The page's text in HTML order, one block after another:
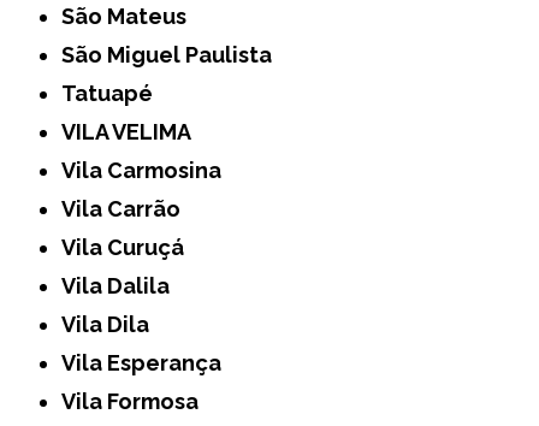
São Mateus
São Miguel Paulista
Tatuapé
VILA VELIMA
Vila Carmosina
Vila Carrão
Vila Curuçá
Vila Dalila
Vila Dila
Vila Esperança
Vila Formosa